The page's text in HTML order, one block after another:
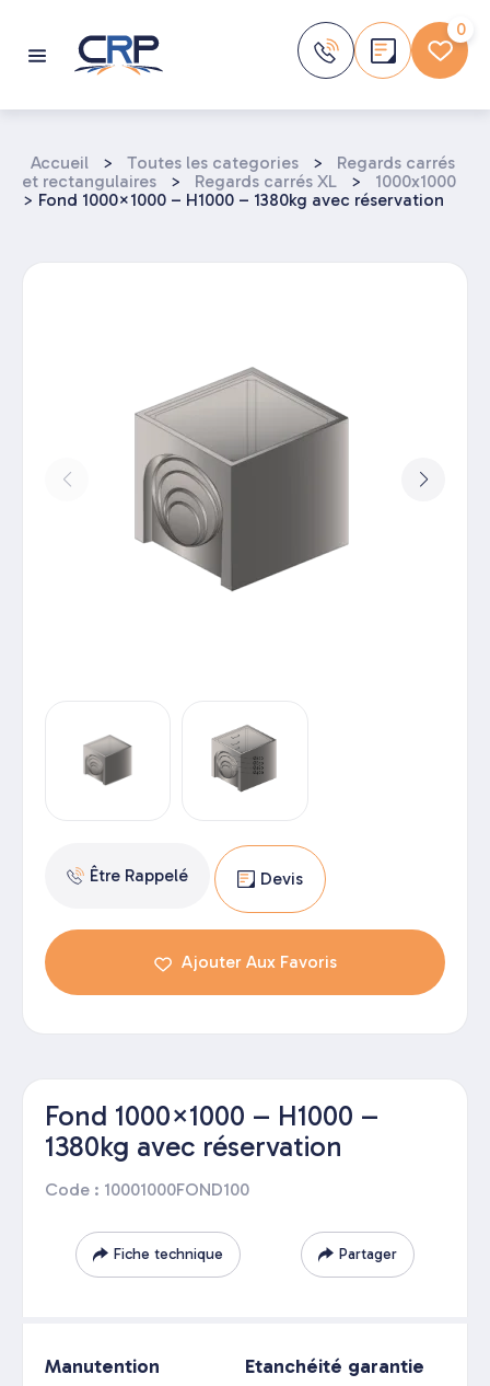
contenu
0
Accueil > Toutes les categories >
Regards carrés
et rectangulaires
> Regards carrés XL >
1000x1000
> Fond 1000×1000 – H1000 – 1380kg avec réservation
Être Rappelé Devis
Ajouter Aux Favoris
Fond 1000×1000 – H1000 –
1380kg avec réservation
Code : 10001000FOND100
Fiche technique Partager
Manutention
Etanchéité garantie